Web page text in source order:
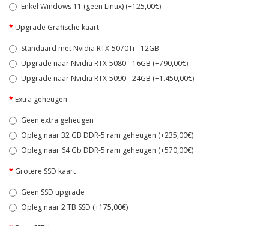
Enkel Windows 11 (geen Linux) (+125,00€)
Upgrade Grafische kaart
Standaard met Nvidia RTX-5070Ti - 12GB
Upgrade naar Nvidia RTX-5080 - 16GB (+790,00€)
Upgrade naar Nvidia RTX-5090 - 24GB (+1.450,00€)
Extra geheugen
Geen extra geheugen
Opleg naar 32 GB DDR-5 ram geheugen (+235,00€)
Opleg naar 64 Gb DDR-5 ram geheugen (+570,00€)
Grotere SSD kaart
Geen SSD upgrade
Opleg naar 2 TB SSD (+175,00€)